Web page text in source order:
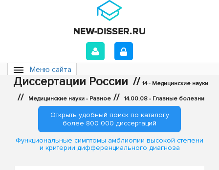
Меню сайта
Диссертации России // 14 - Медицинские науки
// Медицинские науки - Разное // 14.00.08 - Глазные болезни
Открыть удобный поиск по каталогу
более 800 000 диссертаций
Функциональные симптомы амблиопии высокой степени
и критерии дифференциального диагноза